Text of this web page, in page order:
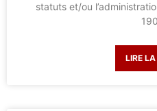
statuts et/ou
LIRE